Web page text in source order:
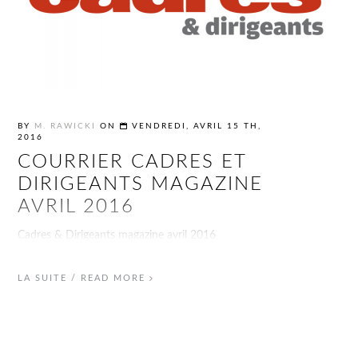
BY M. RAWICKI ON
VENDREDI, AVRIL 15 TH,
2016
COURRIER CADRES ET
DIRIGEANTS MAGAZINE
AVRIL 2016
Cadres & Dirigeants magazine avril 2016
LA SUITE / READ MORE